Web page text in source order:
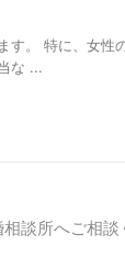
す。 特に、女性
な ...
談所へご相談